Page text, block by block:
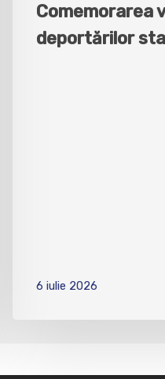
Comemorarea
deportărilor
6 iulie 2026